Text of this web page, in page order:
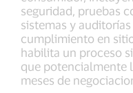
seguridad, pruebas
sistemas y
cumplimiento en
habilita un proceso
que potencialmente
meses de